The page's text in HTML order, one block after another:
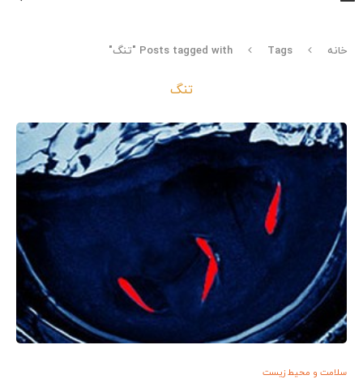
خانه Tags Posts tagged with "تنگ"
تنگ
سلامت و محیط زیست